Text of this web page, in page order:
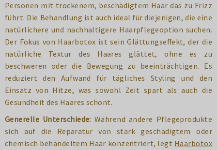
Personen mit trockenem, beschädigtem Haar das zu Frizz
führt. Die Behandlung ist auch ideal für diejenigen, die eine
natürlichere und nachhaltigere Haarpflegeoption suchen.
Der Fokus von Haarbotox ist sein Glättungseffekt, der die
natürliche Textur des Haares glättet, ohne es zu
beschweren oder die Bewegung zu beeinträchtigen. Es
reduziert den Aufwand für tägliches Styling und den
Einsatz von Hitze, was sowohl Zeit spart als auch die
Gesundheit des Haares schont.
Generelle Unterschiede: Während andere Pflegeprodukte
sich auf die Reparatur von stark geschädigtem oder
chemisch behandeltem Haar konzentriert, legt Haarbotox